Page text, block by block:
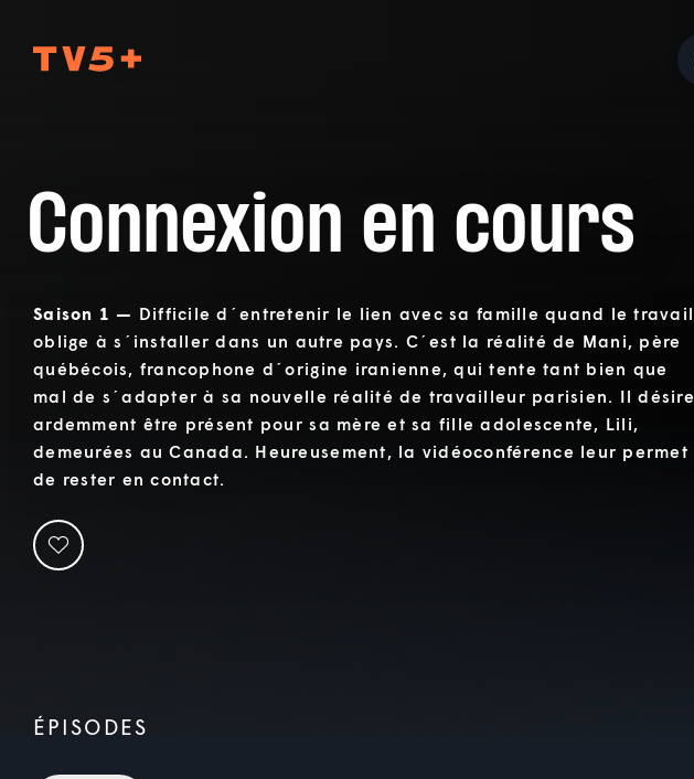
Connexion en cours
Saison 1 — Difficile d´entretenir le lien avec sa famille quand le travail
oblige à s´installer dans un autre pays. C´est la réalité de Mani, père
québécois, francophone d´origine iranienne, qui tente tant bien que
mal de s´adapter à sa nouvelle réalité de travailleur parisien. Il désire
ardemment être présent pour sa mère et sa fille adolescente, Lili,
demeurées au Canada. Heureusement, la vidéoconférence leur permet
de rester en contact.
ÉPISODES